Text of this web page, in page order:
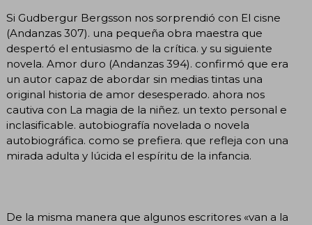
Si Gudbergur Bergsson nos sorprendió con El cisne
(Andanzas 307). una pequeña obra maestra que
despertó el entusiasmo de la crítica. y su siguiente
novela. Amor duro (Andanzas 394). confirmó que era
un autor capaz de abordar sin medias tintas una
original historia de amor desesperado. ahora nos
cautiva con La magia de la niñez. un texto personal e
inclasificable. autobiografía novelada o novela
autobiográfica. como se prefiera. que refleja con una
mirada adulta y lúcida el espíritu de la infancia.
De la misma manera que algunos escritores «van a la